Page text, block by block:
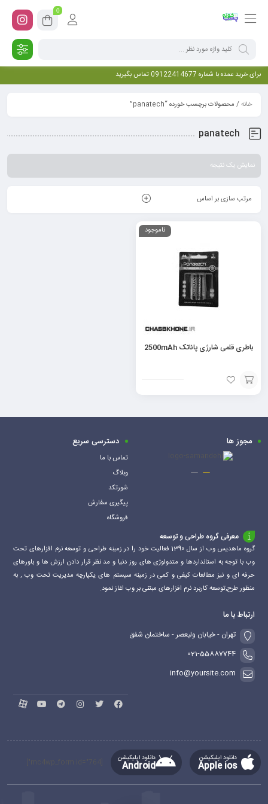
0
برای خرید عمده با شماره 09122414677 تماس بگیرید
خانه/ محصولات برچسب خورده “panatech”
panatech
نمایش یک نتیجه
مرتب سازی بر اساس
ناموجود
باطری قلمی شارژی پاناتک 2500mAh
افزودن
به
مجوز ها دسترسی سریع
تماس با ما
وبلاگ
شورتکد
پیگیری سفارش
فروشگاه
معرفی گروه طراحی و توسعه
گروه ماهدیس وب از سال 1390 فعالیت خود را در زمینه طراحی و توسعه نرم افزارهای تحت
وب با توجه به استانداردها و متدولوژی های روز دنیا و مد نظر قرار دادن ارزش ها و باورهای
حرفه ای و نیز مطالعات کیفی و کمی در زمینه سیستم های یکپارچه مدیریت تحت وب , به
منظور طرح,توسعه کاربرد نرم افزارهای مبتنی بر وب اغاز نمود.
ارتباط با ما
تهران - خیابان ولیعصر - ساختمان شفق
021-55887744
info@yoursite.com
دانلود اپلیکیشن
Apple ios
دانلود اپلیکیشن
Android